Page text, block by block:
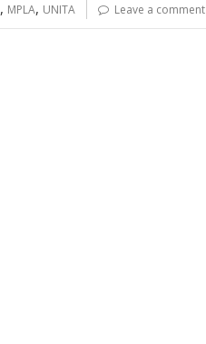
, MPLA, UNITA Leave a comment